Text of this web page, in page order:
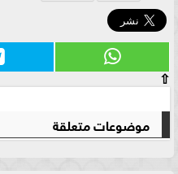
⇧
موضوعات متعلقة